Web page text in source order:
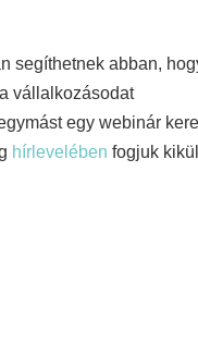
abban,
vállalkozásodat
egy webinár
hírlevelében fogjuk